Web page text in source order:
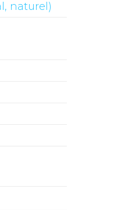
naturel)